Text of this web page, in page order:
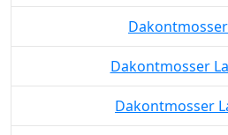
Dakontmosser
Dakontmosser